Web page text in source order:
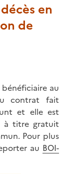
en
de
au
contrat fait
et elle est
à titre gratuit
Pour plus
au BOI-